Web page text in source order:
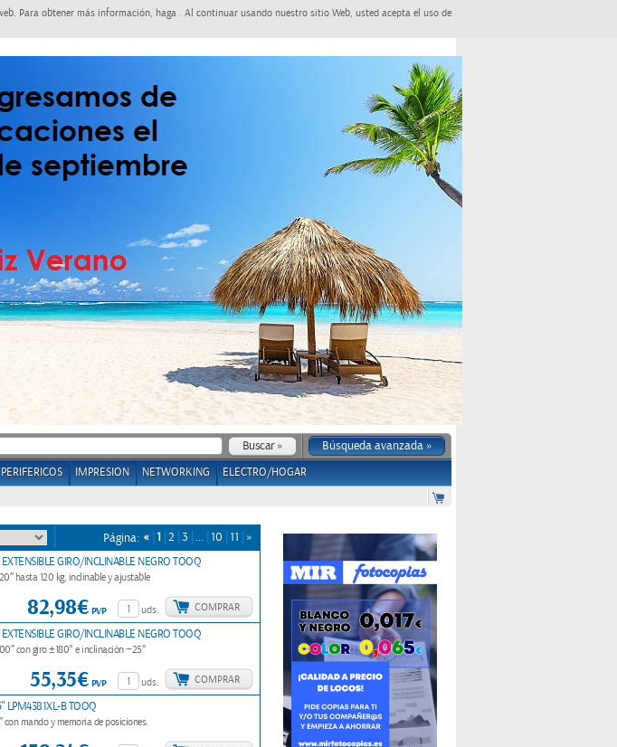
Para obtener más información, haga . Al continuar usando nuestro sitio Web, usted acepta el uso de
Búsqueda avanzada »
PERIFERICOS IMPRESION NETWORKING ELECTRO/HOGAR
Página: « 1 2 3 … 10 11 »
GIRO/INCLINABLE NEGRO TOOQ
hasta 120 kg, inclinable y ajustable
uds. COMPRAR
82,98€PVP
GIRO/INCLINABLE NEGRO TOOQ
con giro ±180° e inclinación −25°
uds. COMPRAR
55,35€PVP
LPM4381XL-B TOOQ
con mando y memoria de posiciones.